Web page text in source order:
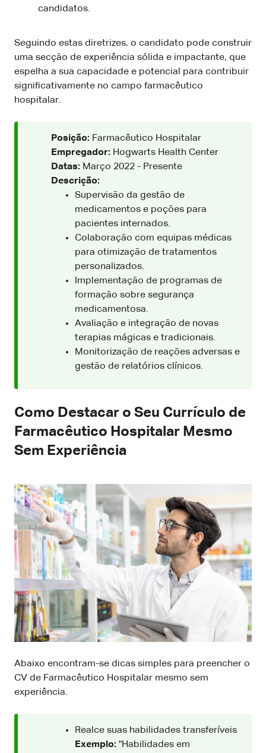
candidatos.
Seguindo estas diretrizes, o candidato pode construir
uma secção de experiência sólida e impactante, que
espelha a sua capacidade e potencial para contribuir
significativamente no campo farmacêutico
hospitalar.
Posição: Farmacêutico Hospitalar
Empregador: Hogwarts Health Center
Datas: Março 2022 - Presente
Descrição:
Supervisão da gestão de
medicamentos e poções para
pacientes internados.
Colaboração com equipas médicas
para otimização de tratamentos
personalizados.
Implementação de programas de
formação sobre segurança
medicamentosa.
Avaliação e integração de novas
terapias mágicas e tradicionais.
Monitorização de reações adversas e
gestão de relatórios clínicos.
Como Destacar o Seu Currículo de
Farmacêutico Hospitalar Mesmo
Sem Experiência
Abaixo encontram-se dicas simples para preencher o
CV de Farmacêutico Hospitalar mesmo sem
experiência.
Realce suas habilidades transferíveis
Exemplo: "Habilidades em